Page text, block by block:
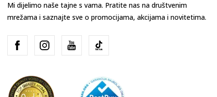
Mi dijelimo naše tajne s vama. Pratite nas na društvenim
mrežama i saznajte sve o promocijama, akcijama i novitetima.